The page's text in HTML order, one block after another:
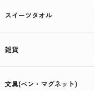
スイーツタオル
雑貨
文具(ペン・マグネット)